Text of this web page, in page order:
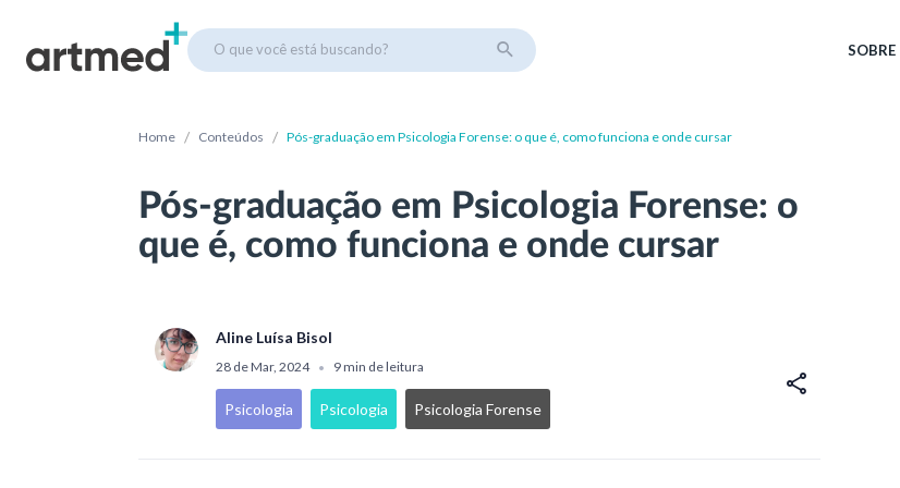
O que você está buscando? SOBRE
Home / Conteúdos / Pós-graduação em Psicologia Forense: o que é, como funciona e onde cursar
Pós-graduação em Psicologia Forense: o
que é, como funciona e onde cursar
Aline Luísa Bisol
28 de Mar, 2024 • 9 min de leitura
Psicologia Psicologia Psicologia Forense